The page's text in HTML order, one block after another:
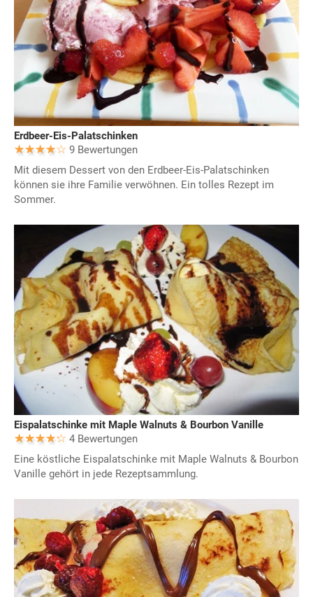
Erdbeer-Eis-Palatschinken
9 Bewertungen
Mit diesem Dessert von den Erdbeer-Eis-Palatschinken
können sie ihre Familie verwöhnen. Ein tolles Rezept im
Sommer.
Eispalatschinke mit Maple Walnuts & Bourbon Vanille
4 Bewertungen
Eine köstliche Eispalatschinke mit Maple Walnuts & Bourbon
Vanille gehört in jede Rezeptsammlung.